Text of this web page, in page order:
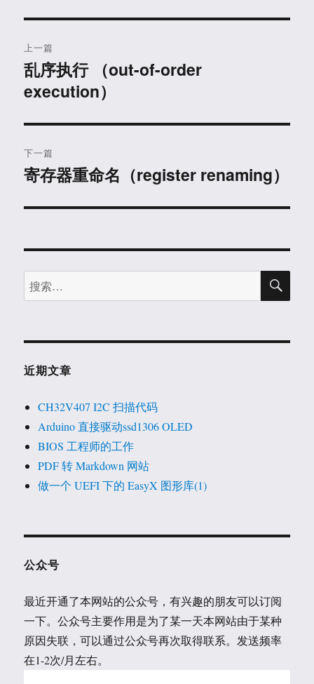
章
导
航
上一篇
上
篇
章：
乱序执行 （out-of-order
execution）
下一篇
下
文
寄存器重命名（register renaming）
搜
索：
搜
近期文章
CH32V407 I2C 扫描代码
Arduino 直接驱动ssd1306 OLED
BIOS 工程师的工作
PDF 转 Markdown 网站
做一个 UEFI 下的 EasyX 图形库(1)
公众号
最近开通了本网站的公众号，有兴趣的朋友可以订阅
一下。公众号主要作用是为了某一天本网站由于某种
原因失联，可以通过公众号再次取得联系。发送频率
在1-2次/月左右。